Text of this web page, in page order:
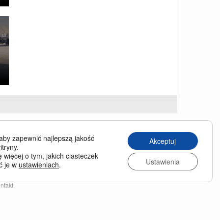
TRAVELLER
Traveller in English
wydań
zapewnić najlepszą jakość
więcej o tym, jakich ciasteczek
je w ustawieniach.
Akceptuj
Ustawienia